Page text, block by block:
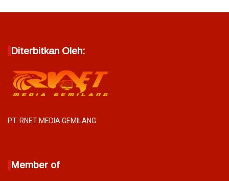
Diterbitkan Oleh:
PT. RNET MEDIA GEMILANG
Member of